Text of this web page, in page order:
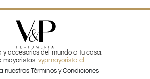
y accesorios del mundo a tu casa.
mayoristas: vypmayorista.cl
nuestros Términos y Condiciones